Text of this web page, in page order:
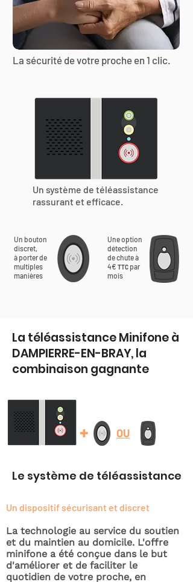
La sécurité de votre proche en 1 clic.
Un système de téléassistance
rassurant et efficace.
Un bouton
discret,
à porter de
multiples
manières
Une option
détection
de chute à
4€ TTC par
mois
La téléassistance Minifone à
DAMPIERRE-EN-BRAY, la
combinaison gagnante
+ OU
Le système de téléassistance
Un dispositif sécurisant et discret
La technologie au service du soutien
et du maintien au domicile. L'offre
minifone a été conçue dans le but
d'améliorer et de faciliter le
quotidien de votre proche, en